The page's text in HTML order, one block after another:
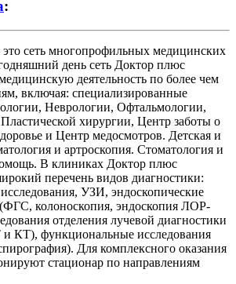
:
сеть многопрофильных медицинских
день сеть Доктор плюс
деятельность по более чем
включая: специализированные
Неврологии, Офтальмологии,
хирургии, Центр заботы о
и Центр медосмотров. Детская и
и артроскопия. Стоматология и
В клиниках Доктор плюс
перечень видов диагностики:
УЗИ, эндоскопические
колоноскопия, эндоскопия ЛОР-
отделения лучевой диагностики
КТ), функциональные исследования
Для комплексного оказания
стационар по направлениям